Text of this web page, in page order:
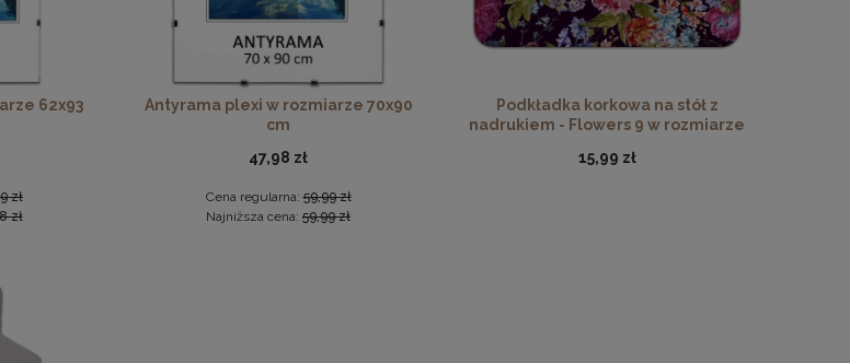
z nadrukiem w rozmiarze 30x40 cm - Golden Florals
zdjęcia 45 x 60 cm czarnych, z naturalnego drewna
271,69 zł
62x93
zł
zł
Antyrama plexi w rozmiarze 70x90
cm
47,98 zł
Cena regularna:59,99 zł
Najniższa cena: 59,99 zł
Podkładka korkowa na stół z
nadrukiem - Flowers 9 w rozmiarze
15,99 zł